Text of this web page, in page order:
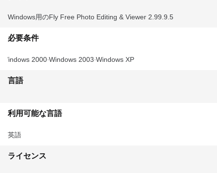
Windows用のFly Free Photo Editing & Viewer 2.99.9.5
必要条件
Windows 2000 Windows 2003 Windows XP
言語
利用可能な言語
英語
ライセンス